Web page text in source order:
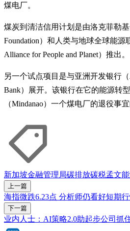
煤电厂。
煤炭到清洁信用计划是由洛克菲勒基
Foundation）和人类与地球全球能源
Alliance for People and Planet）推出。
另一个试点项目是与亚洲开发银行（
Bank）展开。该银行在它的能源转
（Mindanao）一个煤电厂的退役事
新加坡金融管理局碳排放碳税孟文能
上一篇
海指微跌6.23点 分析师仍看好短期
下一篇
业内人士：AI策略2.0助起步公司抓